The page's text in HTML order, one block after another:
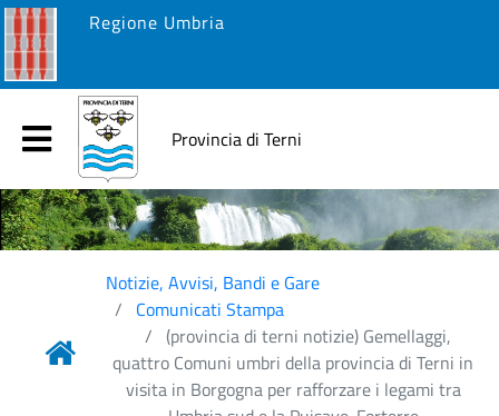
Regione Umbria
Provincia di Terni
Notizie, Avvisi, Bandi e Gare
Comunicati Stampa
(provincia di terni notizie) Gemellaggi,
quattro Comuni umbri della provincia di Terni in
visita in Borgogna per rafforzare i legami tra